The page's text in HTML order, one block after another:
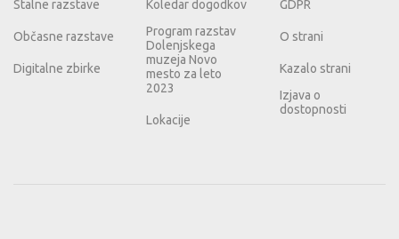
Stalne razstave
Občasne razstave
Digitalne zbirke
Koledar dogodkov
Program razstav
Dolenjskega
muzeja Novo
mesto za leto
2023
Lokacije
GDPR
O strani
Kazalo strani
Izjava o
dostopnosti